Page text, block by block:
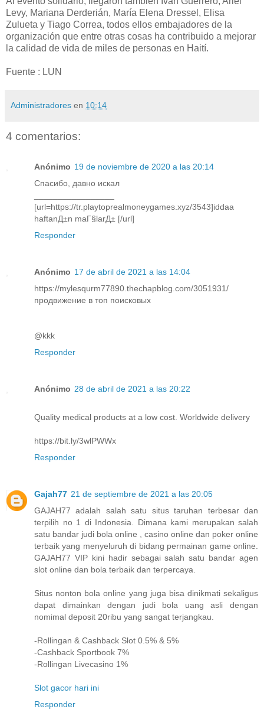
Levy, Mariana Derderián, María Elena Dressel, Elisa
Zulueta y Tiago Correa, todos ellos embajadores de la
organización que entre otras cosas ha contribuido a mejorar
la calidad de vida de miles de personas en Haití.
Fuente : LUN
Administradores en 10:14
4 comentarios:
Anónimo 19 de noviembre de 2020 a las 20:14
Спасибо, давно искал
[url=https://tr.playtoprealmoneygames.xyz/3543]iddaa
haftanД±n maГ§larД± [/url]
Responder
Anónimo 17 de abril de 2021 a las 14:04
https://mylesqurm77890.thechapblog.com/3051931/
продвижение в топ поисковых
@kkk
Responder
Anónimo 28 de abril de 2021 a las 20:22
Quality medical products at a low cost. Worldwide delivery
https://bit.ly/3wlPWWx
Responder
Gajah77 21 de septiembre de 2021 a las 20:05
GAJAH77 adalah salah satu situs taruhan terbesar dan
terpilih no 1 di Indonesia. Dimana kami merupakan salah
satu bandar judi bola online , casino online dan poker online
terbaik yang menyeluruh di bidang permainan game online.
GAJAH77 VIP kini hadir sebagai salah satu bandar agen
slot online dan bola terbaik dan terpercaya.
Situs nonton bola online yang juga bisa dinikmati sekaligus
dapat dimainkan dengan judi bola uang asli dengan
nomimal deposit 20ribu yang sangat terjangkau.
-Rollingan & Cashback Slot 0.5% & 5%
-Cashback Sportbook 7%
-Rollingan Livecasino 1%
Slot gacor hari ini
Responder